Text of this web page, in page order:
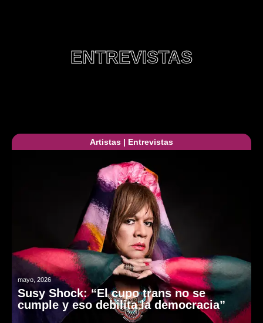
ENTREVISTAS
Artistas | Entrevistas
mayo, 2026
Susy Shock: “El cupo trans no se
cumple y eso debilita la democracia”